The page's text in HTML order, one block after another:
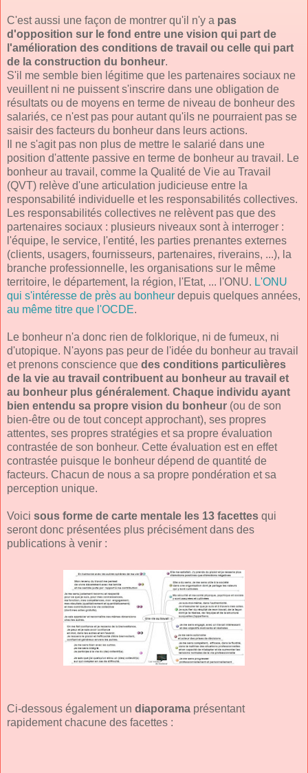
C'est aussi une façon de montrer qu'il n'y a pas
d'opposition sur le fond entre une vision qui part de
l'amélioration des conditions de travail ou celle qui part
de la construction du bonheur.
S'il me semble bien légitime que les partenaires sociaux ne
veuillent ni ne puissent s'inscrire dans une obligation de
résultats ou de moyens en terme de niveau de bonheur des
salariés, ce n'est pas pour autant qu'ils ne pourraient pas se
saisir des facteurs du bonheur dans leurs actions.
Il ne s'agit pas non plus de mettre le salarié dans une
position d'attente passive en terme de bonheur au travail. Le
bonheur au travail, comme la Qualité de Vie au Travail
(QVT) relève d'une articulation judicieuse entre la
responsabilité individuelle et les responsabilités collectives.
Les responsabilités collectives ne relèvent pas que des
partenaires sociaux : plusieurs niveaux sont à interroger :
l'équipe, le service, l'entité, les parties prenantes externes
(clients, usagers, fournisseurs, partenaires, riverains, ...), la
branche professionnelle, les organisations sur le même
territoire, le département, la région, l'Etat, ... l'ONU. L'ONU
qui s'intéresse de près au bonheur depuis quelques années,
au même titre que l'OCDE.
Le bonheur n'a donc rien de folklorique, ni de fumeux, ni
d'utopique. N'ayons pas peur de l'idée du bonheur au travail
et prenons conscience que des conditions particulières
de la vie au travail contribuent au bonheur au travail et
au bonheur plus généralement. Chaque individu ayant
bien entendu sa propre vision du bonheur (ou de son
bien-être ou de tout concept approchant), ses propres
attentes, ses propres stratégies et sa propre évaluation
contrastée de son bonheur. Cette évaluation est en effet
contrastée puisque le bonheur dépend de quantité de
facteurs. Chacun de nous a sa propre pondération et sa
perception unique.
Voici sous forme de carte mentale les 13 facettes qui
seront donc présentées plus précisément dans des
publications à venir :
Ci-dessous également un diaporama présentant
rapidement chacune des facettes :